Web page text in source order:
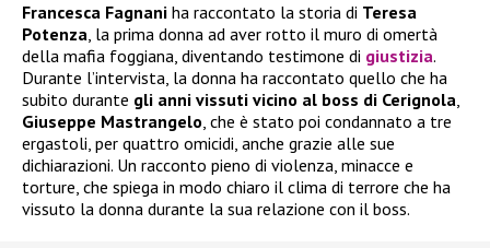
Francesca Fagnani ha raccontato la storia di Teresa
Potenza, la prima donna ad aver rotto il muro di omertà
della mafia foggiana, diventando testimone di giustizia.
Durante l’intervista, la donna ha raccontato quello che ha
subito durante gli anni vissuti vicino al boss di Cerignola,
Giuseppe Mastrangelo, che è stato poi condannato a tre
ergastoli, per quattro omicidi, anche grazie alle sue
dichiarazioni. Un racconto pieno di violenza, minacce e
torture, che spiega in modo chiaro il clima di terrore che ha
vissuto la donna durante la sua relazione con il boss.